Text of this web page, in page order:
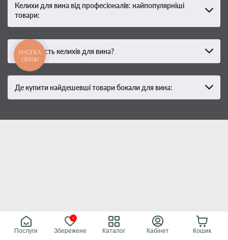
Келихи для вина від професіоналів: найпопулярніші
товари:
Яка вартість келихів для вина?
Де купити найдешевші товари бокали для вина:
Послуги
0
Збережене Каталог Кабінет Кошик
КНОПКА
СВЯЗИ